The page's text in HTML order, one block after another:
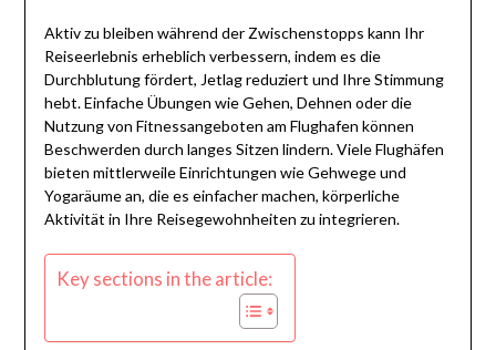
Aktiv zu bleiben während der Zwischenstopps kann Ihr
Reiseerlebnis erheblich verbessern, indem es die
Durchblutung fördert, Jetlag reduziert und Ihre Stimmung
hebt. Einfache Übungen wie Gehen, Dehnen oder die
Nutzung von Fitnessangeboten am Flughafen können
Beschwerden durch langes Sitzen lindern. Viele Flughäfen
bieten mittlerweile Einrichtungen wie Gehwege und
Yogaräume an, die es einfacher machen, körperliche
Aktivität in Ihre Reisegewohnheiten zu integrieren.
Key sections in the article: